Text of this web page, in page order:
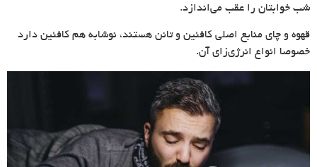
شب خوابتان را عقب می‌اندازد.
قهوه و چای منابع اصلی کافئین و تانن هستند، نوشابه هم کافئین دارد
خصوصا انواع انرژی‌زای آن.